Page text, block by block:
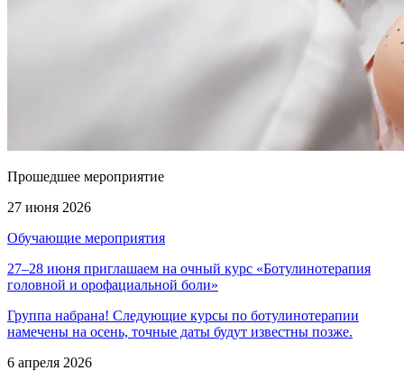
Прошедшее мероприятие
27 июня 2026
Обучающие мероприятия
27–28 июня приглашаем на очный курс «Ботулинотерапия
головной и орофациальной боли»
Группа набрана! Следующие курсы по ботулинотерапии
намечены на осень, точные даты будут известны позже.
6 апреля 2026